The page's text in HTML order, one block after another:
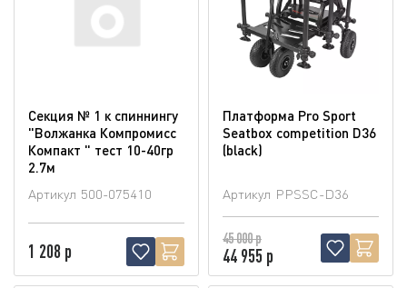
Секция № 1 к спиннингу
"Волжанка Компромисс
Компакт " тест 10-40гр
2.7м
Артикул 500-075410
1 208 р
Платформа Pro Sport
Seatbox competition D36
(blaсk)
Артикул PPSSC-D36
45 000 р
44 955 р